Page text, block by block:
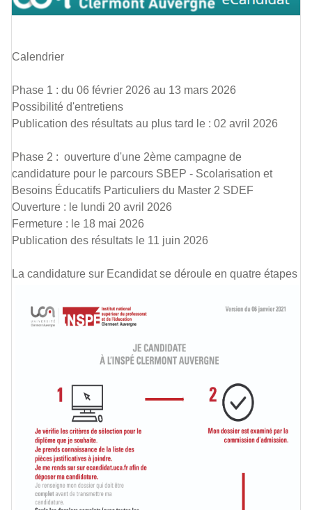
Calendrier
Phase 1 : du 06 février 2026 au 13 mars 2026
Possibilité d'entretiens
Publication des résultats au plus tard le : 02 avril 2026
Phase 2 : ouverture d'une 2ème campagne de
candidature pour le parcours SBEP - Scolarisation et
Besoins Éducatifs Particuliers du Master 2 SDEF
Ouverture : le lundi 20 avril 2026
Fermeture : le 18 mai 2026
Publication des résultats le 11 juin 2026
La candidature sur Ecandidat se déroule en quatre étapes